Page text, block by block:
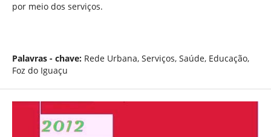
por meio dos serviços.
Palavras - chave:Rede Urbana, Serviços, Saúde, Educação,
Foz do Iguaçu